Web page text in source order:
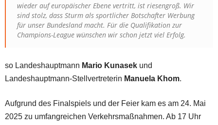
wieder auf europäischer Ebene vertritt, ist riesengroß. Wir
sind stolz, dass Sturm als sportlicher Botschafter Werbung
für unser Bundesland macht. Für die Qualifikation zur
Champions-League wünschen wir schon jetzt viel Erfolg.
so Landeshauptmann Mario Kunasek und
Landeshauptmann-Stellvertreterin Manuela Khom.
Aufgrund des Finalspiels und der Feier kam es am 24. Mai
2025 zu umfangreichen Verkehrsmaßnahmen. Ab 17 Uhr